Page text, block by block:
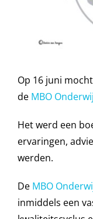
Op 16 juni
de MBO
Het werd een
ervaringen,
werden.
De MBO
inmiddels een